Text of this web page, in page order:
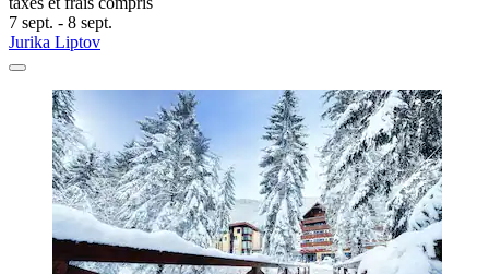
7 sept. - 8 sept.
Jurika Liptov